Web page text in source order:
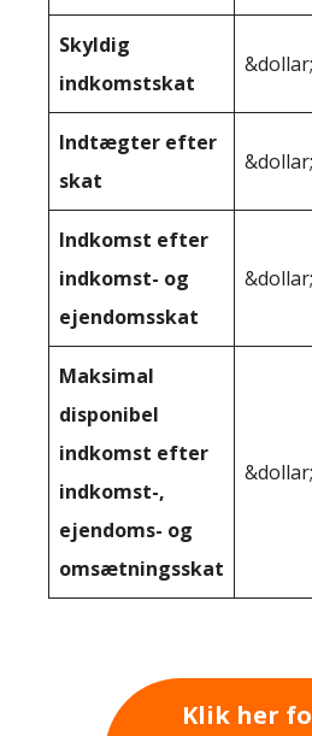
Skyldig
indkomstskat
Indtægter efter
skat
Indkomst efter
indkomst- og
ejendomsskat
Maksimal
disponibel
indkomst efter
indkomst-,
ejendoms- og
omsætningsskat
Klik her